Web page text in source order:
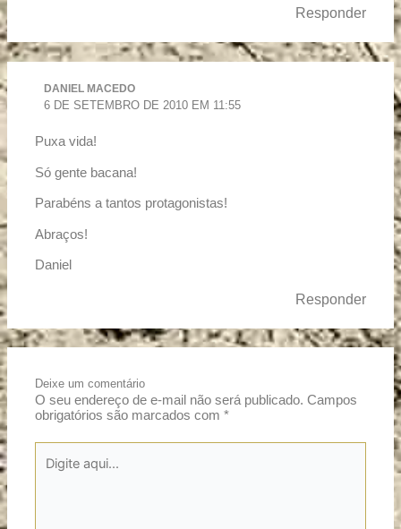
Responder
DANIEL MACEDO
6 DE SETEMBRO DE 2010 EM 11:55
Puxa vida!
Só gente bacana!
Parabéns a tantos protagonistas!
Abraços!
Daniel
Responder
Deixe um comentário
O seu endereço de e-mail não será publicado. Campos
obrigatórios são marcados com*
aqui...